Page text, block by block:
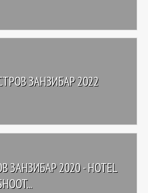
ЗАНЗИБАР 2022
ЗАНЗИБАР 2020 - HOTEL